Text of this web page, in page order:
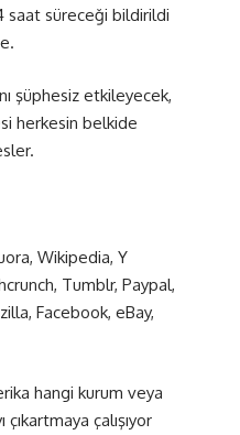
saat süreceği bildirildi
şüphesiz etkileyecek,
herkesin belkide
Wikipedia, Y
Tumblr, Paypal,
Facebook, eBay,
hangi kurum veya
çalışıyor